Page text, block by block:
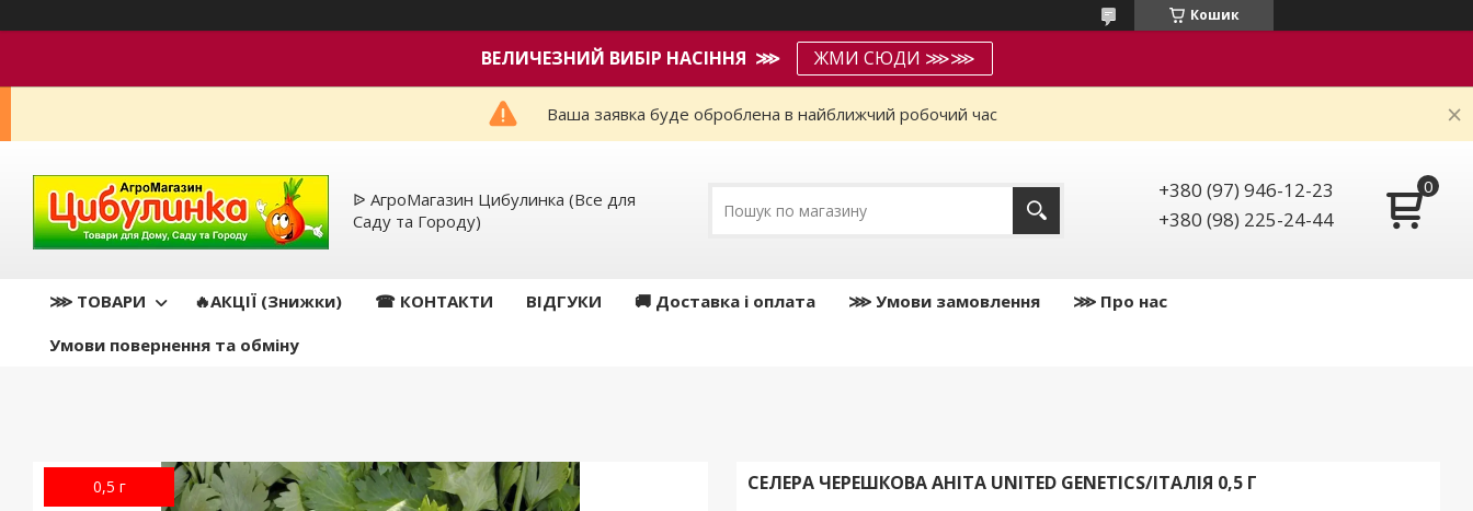
Кошик
ВЕЛИЧЕЗНИЙ ВИБІР НАСІННЯ ⋙ ЖМИ СЮДИ ⋙⋙
Ваша заявка буде оброблена в найближчий робочий час
ᐉ АгроМагазин Цибулинка (Все для
Саду та Городу)
+380 (97) 946-12-23
+380 (98) 225-24-44
⋙ ТОВАРИ 🔥АКЦІЇ (Знижки) ☎ КОНТАКТИ ВІДГУКИ 🚚 Доставка і оплата ⋙ Умови замовлення
⋙ Про нас
Умови повернення та обміну
0,5 г СЕЛЕРА ЧЕРЕШКОВА АНІТА UNITED GENETICS/ІТАЛІЯ 0,5 Г